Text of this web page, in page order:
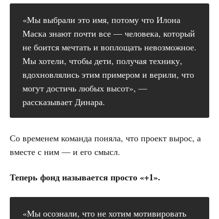
«Мы выбрали это имя, потому что Илона
Маска знают почти все — человека, который
не боится мечтать и воплощать невозможное.
Мы хотели, чтобы дети, получая технику,
вдохновлялись этим примером и верили, что
могут достичь любых высот», —
рассказывает Динара.
Со временем команда поняла, что проект вырос, а
вместе с ним — и его смысл.
Теперь фонд называется просто «+1».
«Мы осознали, что не хотим мотивировать